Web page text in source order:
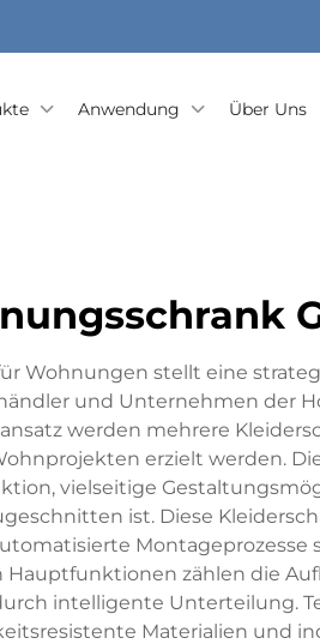
Anwendung Über Uns
Wohnungen stellt eine
und Unternehmen der
werden mehrere
erzielt werden.
vielseitige
ist. Diese
zählen die
intelligente Unterteilung.
Materialien und